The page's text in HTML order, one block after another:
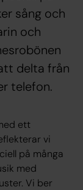
sång och
och
delta från
telefon.
ett
vi
på många
med
Vi ber